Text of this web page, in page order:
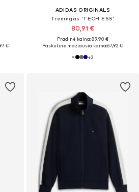
€
ADIDAS ORIGINALS
Treningas 'TECH ESS'
80,91 €
Pradinė kaina: 89,90 €
Paskutinė mažiausia kaina:67,92 €
+2